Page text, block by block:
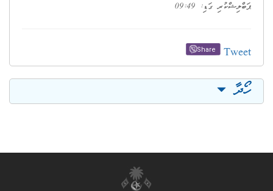
ޕަބްލިޝްކުރި ގަޑި: 09:49
Tweet
Share
ހޯދާ